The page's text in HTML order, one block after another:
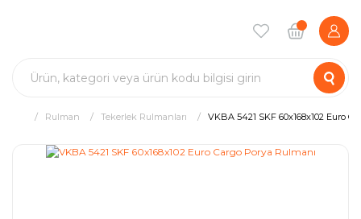
Rulman Tekerlek Rulmanları VKBA 5421 SKF 60x168x102 Euro